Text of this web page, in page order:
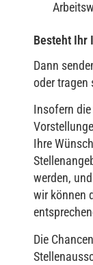
Besteht Ihr
Dann
oder tragen
Insofern
Ihre
werden,
wir können
Die